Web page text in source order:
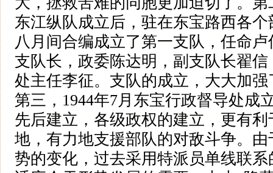
东江纵队成立后，驻在东宝路西各个
八月间合编成立了第一支队，任命
支队长，政委陈达明，副支队长翟
处主任李征。支队的成立，大大加
第三，1944年7月东宝行政督导处成
先后建立，各级政权的建立，更有
地，有力地支援部队的对敌斗争。
势的变化，过去采用特派员单线联